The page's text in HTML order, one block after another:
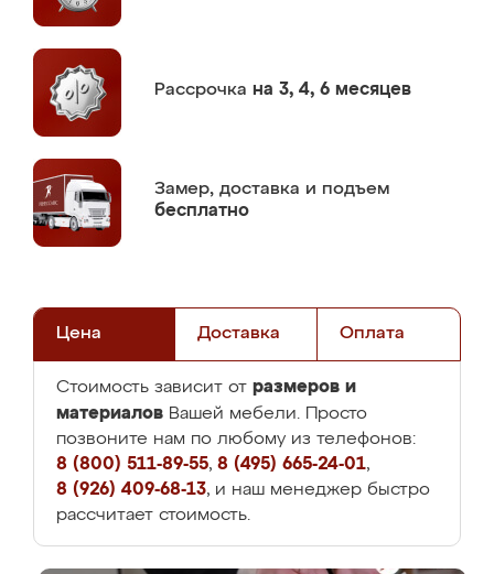
Рассрочка на 3, 4, 6 месяцев
Замер, доставка и подъем
бесплатно
Цена Доставка Оплата
Стоимость зависит от размеров и
материалов Вашей мебели. Просто
позвоните нам по любому из телефонов:
8 (800) 511-89-55, 8 (495) 665-24-01,
8 (926) 409-68-13, и наш менеджер быстро
рассчитает стоимость.